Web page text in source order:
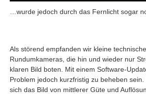
…wurde jedoch durch das Fernlicht sogar
Als störend empfanden wir kleine
Rundumkameras, die hin und wieder nur
klaren Bild boten. Mit einem Software-
Problem jedoch kurzfristig zu beheben
sich das Bild von mittlerer Güte und